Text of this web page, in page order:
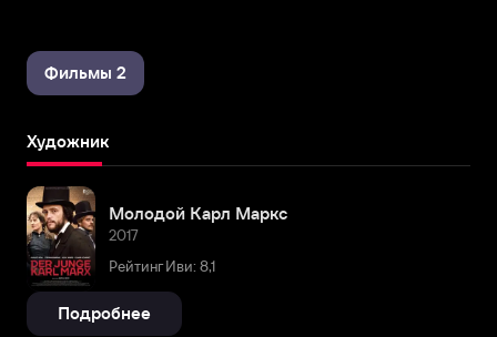
Фильмы 2
Художник
Молодой Карл Маркс
2017
Рейтинг Иви: 8,1
Подробнее